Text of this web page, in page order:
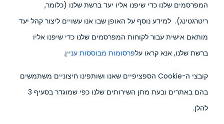
המפרסמים שלנו כדי שיפנו אליו יעד ברשת שלנו (כלומר,
ריטרגטינג). למידע נוסף על האופן שבו אנו עשויים ליצור קהל יעד
מותאם אישית עבור לקוחות המפרסמים שלנו כדי שיפנו אליו
ברשת שלנו, אנא קראו עלפרסומות מבוססות עניין.
קובצי ה-Cookie הספציפיים שאנו ושותפינו חיצוניים משתמשים
בהם באתרים ובעת מתן השירותים שלנו כפי שמוגדר בסעיף 3
להלן.